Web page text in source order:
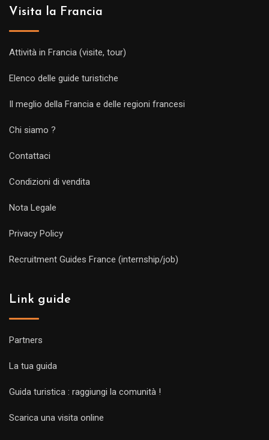
Visita la Francia
Attività in Francia (visite, tour)
Elenco delle guide turistiche
Il meglio della Francia e delle regioni francesi
Chi siamo ?
Contattaci
Condizioni di vendita
Nota Legale
Privacy Policy
Recruitment Guides France (internship/job)
Link guide
Partners
La tua guida
Guida turistica : raggiungi la comunità !
Scarica una visita online